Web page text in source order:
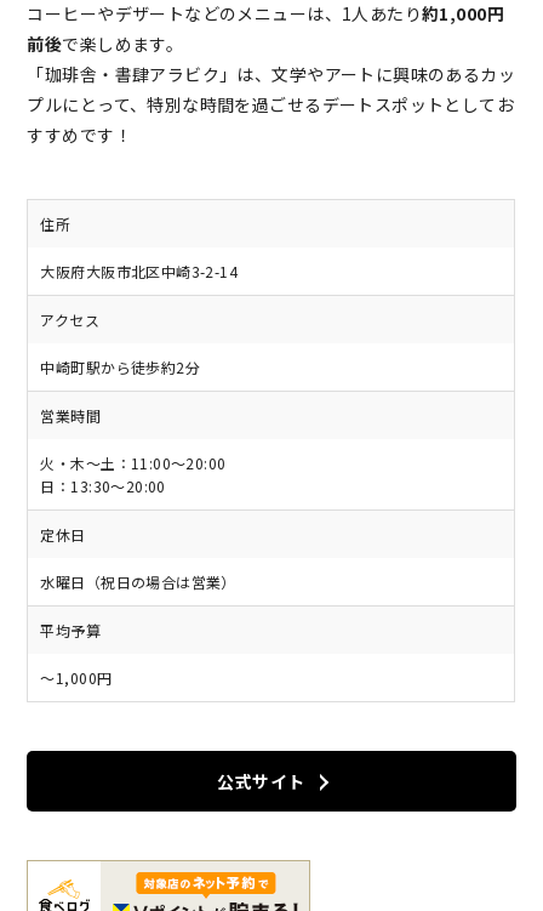
コーヒーやデザートなどのメニューは、1人あたり約1,000円
前後で楽しめます。
「珈琲舎・書肆アラビク」は、文学やアートに興味のあるカッ
プルにとって、特別な時間を過ごせるデートスポットとしてお
すすめです！
住所
大阪府大阪市北区中崎3-2-14
アクセス
中崎町駅から徒歩約2分
営業時間
火・木〜土：11:00～20:00
日：13:30～20:00
定休日
水曜日（祝日の場合は営業）
平均予算
〜1,000円
公式サイト